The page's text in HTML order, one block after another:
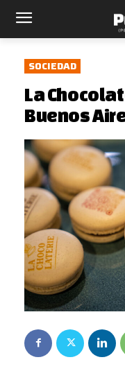
SOCIEDAD
La
Buenos